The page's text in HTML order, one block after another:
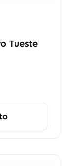
Tueste